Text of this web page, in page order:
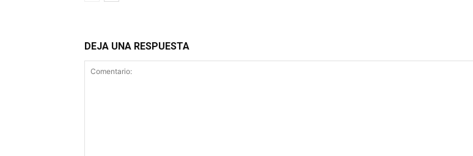
DEJA UNA RESPUESTA